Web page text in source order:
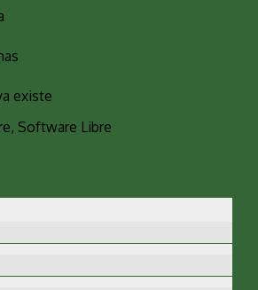
existe
Software Libre